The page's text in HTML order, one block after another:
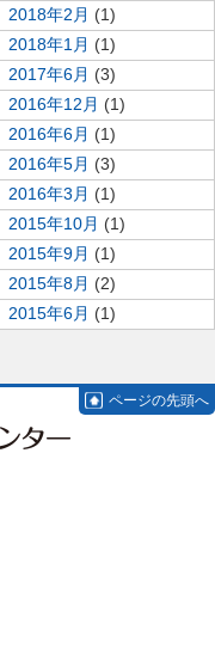
2018年2月 (1)
2018年1月 (1)
2017年6月 (3)
2016年12月 (1)
2016年6月 (1)
2016年5月 (3)
2016年3月 (1)
2015年10月 (1)
2015年9月 (1)
2015年8月 (2)
2015年6月 (1)
ページの先頭へ